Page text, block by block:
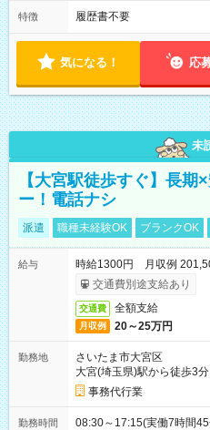
特徴 履歴書不要
気になる！ 応
未
【大宮駅徒歩すぐ】長期
ー！電話ナシ
派遣 職種未経験OK ブランクOK
給与
時給1300円 月収例
交通費別途支給あり
交通費 全額支給
月収例 20～25万円
勤務地
さいたま市大宮区
大宮(埼玉県)駅から徒歩3分
事務代行業
勤務時間 08:30～17:15(実働7時間